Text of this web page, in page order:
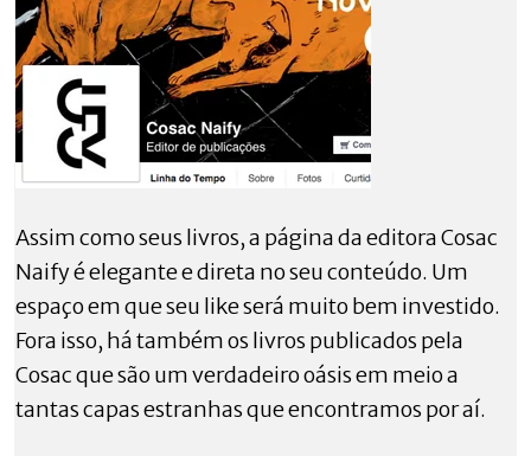
Assim como seus livros, a página da editora Cosac
Naify é elegante e direta no seu conteúdo. Um
espaço em que seu like será muito bem investido.
Fora isso, há também os livros publicados pela
Cosac que são um verdadeiro oásis em meio a
tantas capas estranhas que encontramos por aí.